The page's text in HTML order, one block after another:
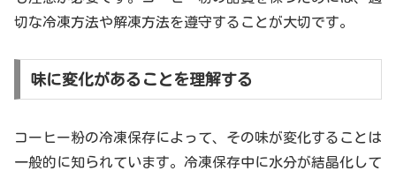
切な冷凍方法や解凍方法を遵守することが大切です。
味に変化があることを理解する
コーヒー粉の冷凍保存によって、その味が変化することは
一般的に知られています。冷凍保存中に水分が結晶化して